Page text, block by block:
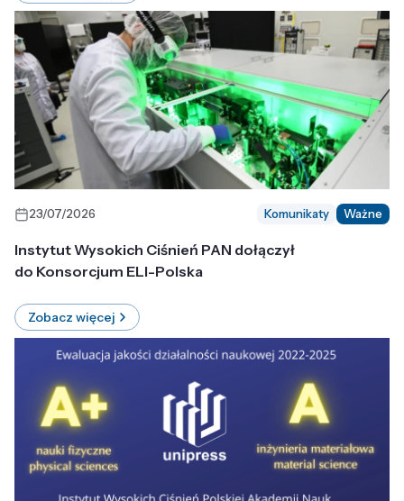
23/07/2026 Komunikaty Ważne
Instytut Wysokich Ciśnień PAN dołączył
do Konsorcjum ELI-Polska
Zobacz więcej